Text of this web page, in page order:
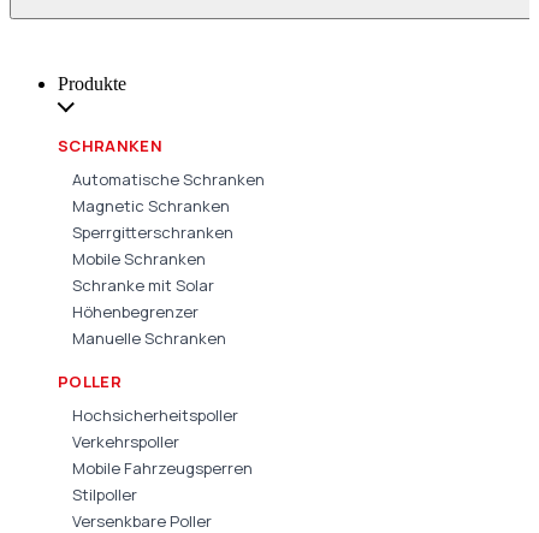
Produkte
SCHRANKEN
Automatische Schranken
Magnetic Schranken
Sperrgitterschranken
Mobile Schranken
Schranke mit Solar
Höhenbegrenzer
Manuelle Schranken
POLLER
Hochsicherheitspoller
Verkehrspoller
Mobile Fahrzeugsperren
Stilpoller
Versenkbare Poller